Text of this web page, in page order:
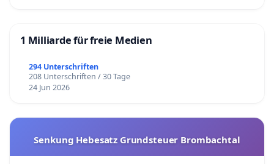
1 Milliarde für freie Medien
294 Unterschriften
208 Unterschriften / 30 Tage
24 Jun 2026
Senkung Hebesatz Grundsteuer Brombachtal